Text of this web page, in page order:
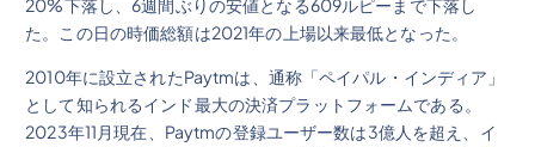
20%下落し、6週間ぶりの安値となる609ルピーまで下落し
た。この日の時価総額は2021年の上場以来最低となった。
2010年に設立されたPaytmは、通称「ペイパル・インディア」
として知られるインド最大の決済プラットフォームである。
2023年11月現在、Paytmの登録ユーザー数は3億人を超え、イ